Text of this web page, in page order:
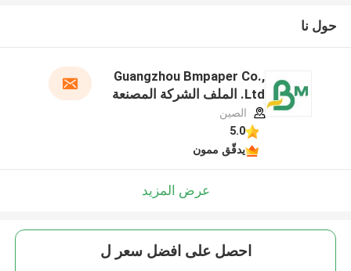
حول نا
Guangzhou Bmpaper Co.,
Ltd. الملف الشركة المصنعة
الصين
5.0
يدقّق ممون
عرض المزيد
احصل على افضل سعر ل